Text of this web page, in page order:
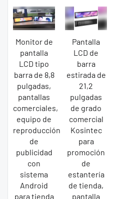
Monitor de
pantalla
LCD tipo
barra de 8,8
pulgadas,
pantallas
comerciales,
equipo de
reproducción
de
publicidad
con
sistema
Android
para tienda
Pantalla
LCD de
barra
estirada de
21,2
pulgadas
de grado
comercial
Kosintec
para
promoción
de
estantería
de tienda,
pantalla